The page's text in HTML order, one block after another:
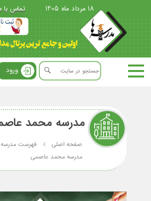
18 مرداد ماه 1405 تماس با
ورود
مدرسه محمد
صفحه اصلی
فهرست مدرسه
مدرسه محمد عاصمی